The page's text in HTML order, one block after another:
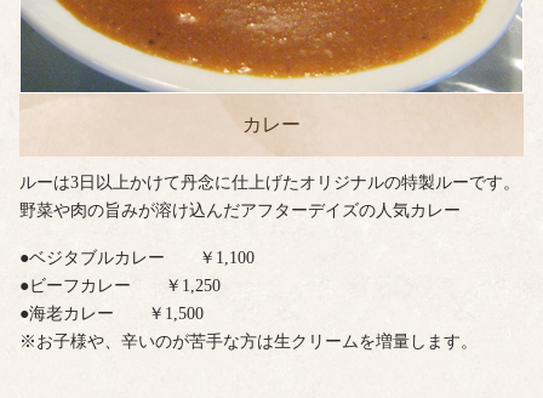
カレー
ルーは3日以上かけて丹念に仕上げたオリジナルの特製ルーです。
野菜や肉の旨みが溶け込んだアフターデイズの人気カレー
●ベジタブルカレー ￥1,100
●ビーフカレー ￥1,250
●海老カレー ￥1,500
※お子様や、辛いのが苦手な方は生クリームを増量します。